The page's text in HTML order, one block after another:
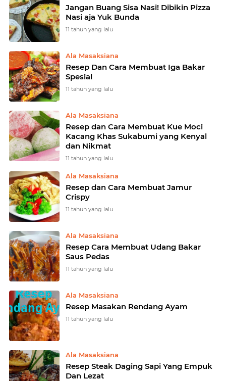
Jangan Buang Sisa Nasi! Dibikin Pizza
Nasi aja Yuk Bunda
11 tahun yang lalu
Ala Masaksiana
Resep Dan Cara Membuat Iga Bakar
Spesial
11 tahun yang lalu
Ala Masaksiana
Resep dan Cara Membuat Kue Moci
Kacang Khas Sukabumi yang Kenyal
dan Nikmat
11 tahun yang lalu
Ala Masaksiana
Resep dan Cara Membuat Jamur
Crispy
11 tahun yang lalu
Ala Masaksiana
Resep Cara Membuat Udang Bakar
Saus Pedas
11 tahun yang lalu
Ala Masaksiana
Resep Masakan Rendang Ayam
11 tahun yang lalu
Ala Masaksiana
Resep Steak Daging Sapi Yang Empuk
Dan Lezat